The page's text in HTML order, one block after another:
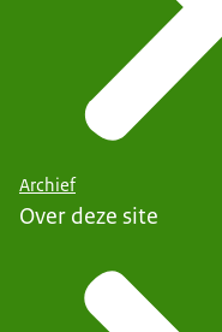
Archief
Over deze site